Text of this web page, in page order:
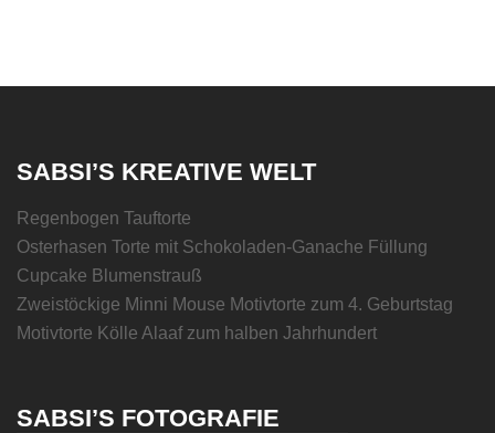
SABSI’S KREATIVE WELT
Regenbogen Tauftorte
Osterhasen Torte mit Schokoladen-Ganache Füllung
Cupcake Blumenstrauß
Zweistöckige Minni Mouse Motivtorte zum 4. Geburtstag
Motivtorte Kölle Alaaf zum halben Jahrhundert
SABSI’S FOTOGRAFIE